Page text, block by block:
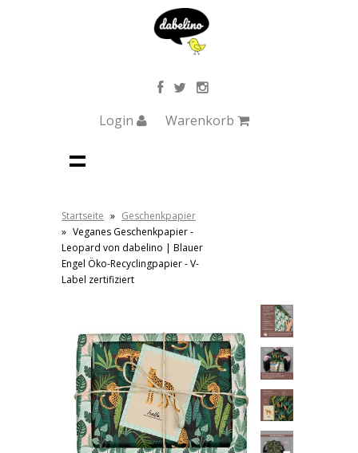
Login Warenkorb
Startseite » Geschenkpapier
» Veganes Geschenkpapier -
Leopard von dabelino | Blauer
Engel Öko-Recyclingpapier - V-
Label zertifiziert